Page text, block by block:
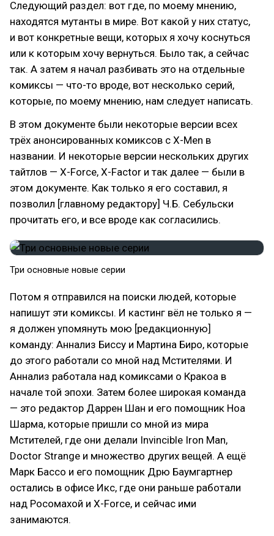
Следующий раздел: вот где, по моему мнению,
находятся мутанты в мире. Вот какой у них статус,
и вот конкретные вещи, которых я хочу коснуться
или к которым хочу вернуться. Было так, а сейчас
так. А затем я начал разбивать это на отдельные
комиксы — что-то вроде, вот несколько серий,
которые, по моему мнению, нам следует написать.
В этом документе были некоторые версии всех
трёх анонсированных комиксов с X-Men в
названии. И некоторые версии нескольких других
тайтлов — X-Force, X-Factor и так далее — были в
этом документе. Как только я его составил, я
позволил [главному редактору] Ч.Б. Себульски
прочитать его, и все вроде как согласились.
Три основные новые серии
Потом я отправился на поиски людей, которые
напишут эти комиксы. И кастинг вёл не только я —
я должен упомянуть мою [редакционную]
команду: Аннализ Биссу и Мартина Биро, которые
до этого работали со мной над Мстителями. И
Аннализ работала над комиксами о Кракоа в
начале той эпохи. Затем более широкая команда
— это редактор Даррен Шан и его помощник Ноа
Шарма, которые пришли со мной из мира
Мстителей, где они делали Invincible Iron Man,
Doctor Strange и множество других вещей. А ещё
Марк Бассо и его помощник Дрю Баумгартнер
остались в офисе Икс, где они раньше работали
над Росомахой и X-Force, и сейчас ими
занимаются.